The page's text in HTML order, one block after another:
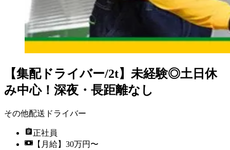
【集配ドライバー/2t】未経験◎土日休
み中心！深夜・長距離なし
その他配送ドライバー
正社員
【月給】30万円〜